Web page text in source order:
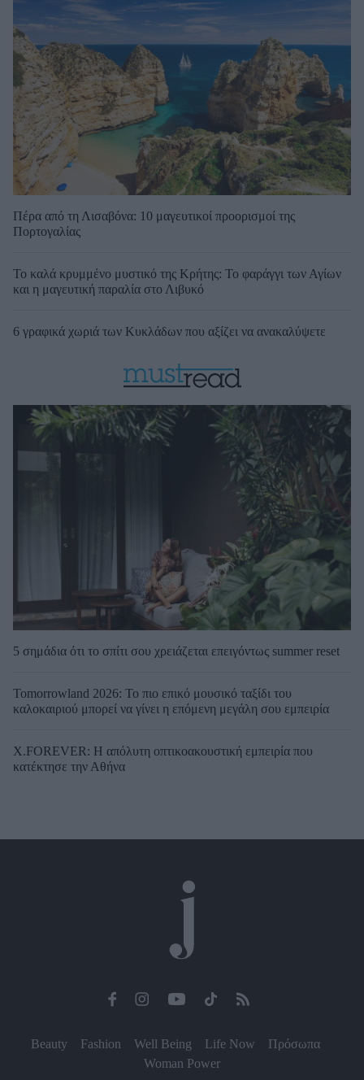
Πέρα από τη Λισαβόνα: 10 μαγευτικοί προορισμοί της
Πορτογαλίας
Το καλά κρυμμένο μυστικό της Κρήτης: Το φαράγγι των Αγίων
και η μαγευτική παραλία στο Λιβυκό
6 γραφικά χωριά των Κυκλάδων που αξίζει να ανακαλύψετε
5 σημάδια ότι το σπίτι σου χρειάζεται επειγόντως summer reset
Tomorrowland 2026: Το πιο επικό μουσικό ταξίδι του
καλοκαιριού μπορεί να γίνει η επόμενη μεγάλη σου εμπειρία
X.FOREVER: Η απόλυτη οπτικοακουστική εμπειρία που
κατέκτησε την Αθήνα
Beauty Fashion Well Being Life Now
Πρόσωπα
Woman Power